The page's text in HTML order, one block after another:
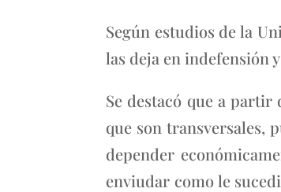
Según estudios de la
las deja en indefensión
Se destacó que a partir
que son transversales,
depender
enviudar como le